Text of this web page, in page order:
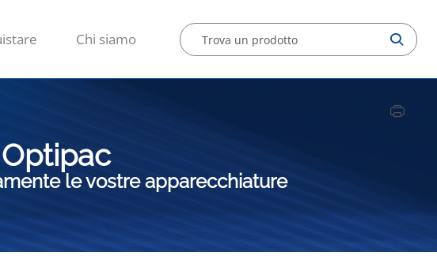
Chi siamo
le vostre apparecchiature